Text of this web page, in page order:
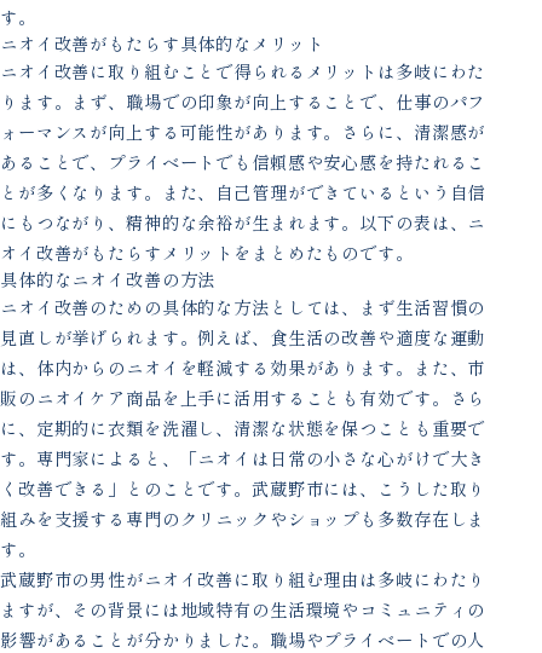
す。
ニオイ改善がもたらす具体的なメリット
ニオイ改善に取り組むことで得られるメリットは多岐にわた
ります。まず、職場での印象が向上することで、仕事のパフ
ォーマンスが向上する可能性があります。さらに、清潔感が
あることで、プライベートでも信頼感や安心感を持たれるこ
とが多くなります。また、自己管理ができているという自信
にもつながり、精神的な余裕が生まれます。以下の表は、ニ
オイ改善がもたらすメリットをまとめたものです。
具体的なニオイ改善の方法
ニオイ改善のための具体的な方法としては、まず生活習慣の
見直しが挙げられます。例えば、食生活の改善や適度な運動
は、体内からのニオイを軽減する効果があります。また、市
販のニオイケア商品を上手に活用することも有効です。さら
に、定期的に衣類を洗濯し、清潔な状態を保つことも重要で
す。専門家によると、「ニオイは日常の小さな心がけで大き
く改善できる」とのことです。武蔵野市には、こうした取り
組みを支援する専門のクリニックやショップも多数存在しま
す。
武蔵野市の男性がニオイ改善に取り組む理由は多岐にわたり
ますが、その背景には地域特有の生活環境やコミュニティの
影響があることが分かりました。職場やプライベートでの人